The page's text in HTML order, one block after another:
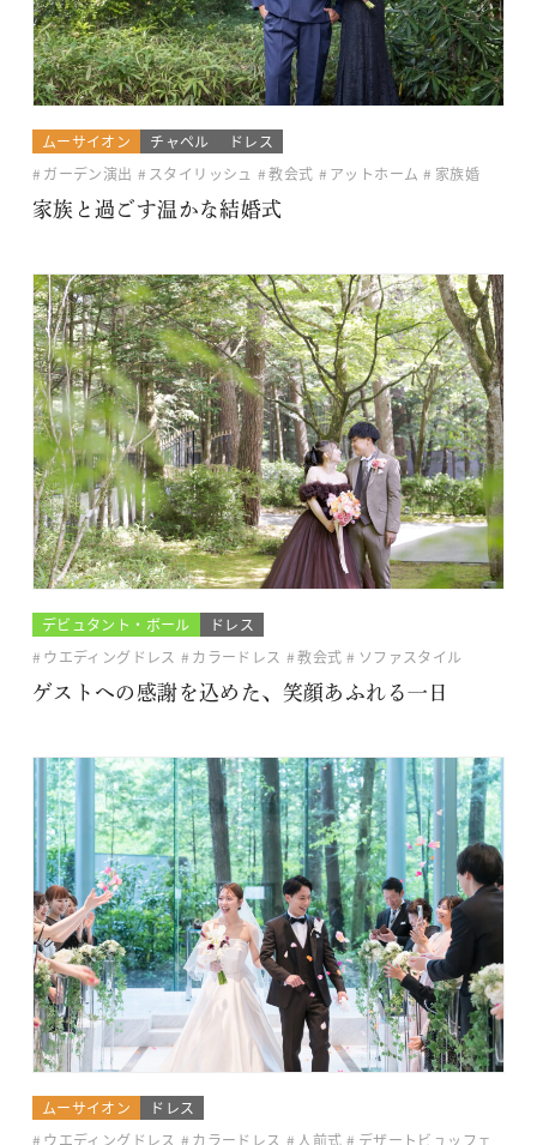
ムーサイオン チャペル
ドレス
ガーデン演出
スタイリッシュ 教会式 アットホーム
家族婚
家族と過ごす温かな結婚式
デビュタント・ボール
ドレス
ウエディングドレス
カラードレス 教会式
ソファスタイル
ゲストへの感謝を込めた、笑顔あふれる一日
ムーサイオン
ドレス
ウエディングドレス
カラードレス 人前式 デザートビュッフェ